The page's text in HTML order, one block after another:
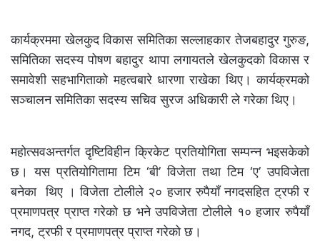
कार्यक्रममा खेलकुद विकास समितिका सल्लाहकार तेजबहादुर गुरुङ,
समितिका सदस्य पोषण बहादुर थापा लगायतले खेलकुदको विकास र
समावेशी सहभागिताको महत्वबारे धारणा राखेका थिए। कार्यक्रमको
सञ्चालन समितिका सदस्य सचिव सुरज अधिकारी ले गरेका थिए।
महोत्सवअन्तर्गत दृष्टिविहीन क्रिकेट प्रतियोगिता सम्पन्न भइसकेको
छ। यस प्रतियोगितामा टिम ‘बी’ विजेता तथा टिम ‘ए’ उपविजेता
बनेका थिए । विजेता टोलीले २० हजार रुपैयाँ नगदसहित ट्रफी र
प्रमाणपत्र प्राप्त गरेको छ भने उपविजेता टोलीले १० हजार रुपैयाँ
नगद, ट्रफी र प्रमाणपत्र प्राप्त गरेको छ।